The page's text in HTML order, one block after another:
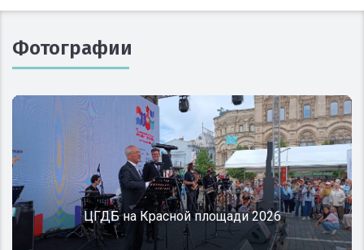
Фотографии
ЦГДБ на Красной площади 2026